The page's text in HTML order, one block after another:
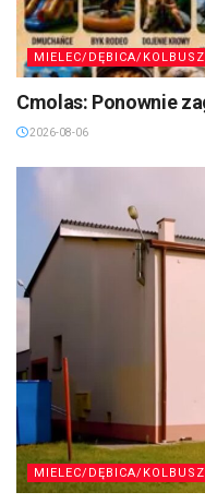
MIELEC/DĘBICA/
Cmolas: Ponownie
2026-08-06
MIELEC/DĘBICA/